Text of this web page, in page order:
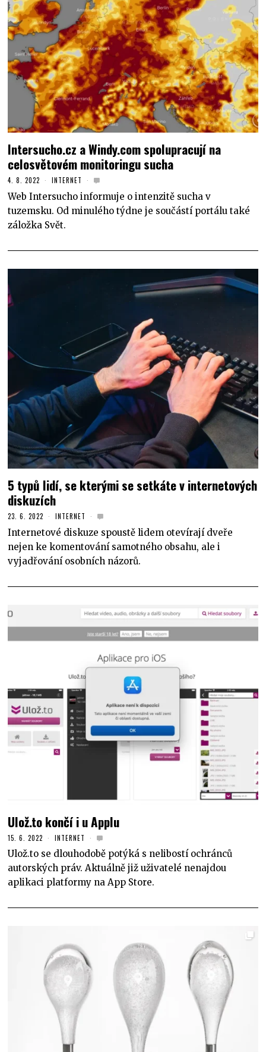
Intersucho.cz a Windy.com spolupracují na
celosvětovém monitoringu sucha
4. 8. 2022 INTERNET
Web Intersucho informuje o intenzitě sucha v
tuzemsku. Od minulého týdne je součástí portálu také
záložka Svět.
5 typů lidí, se kterými se setkáte v internetových
diskuzích
23. 6. 2022 INTERNET
Internetové diskuze spoustě lidem otevírají dveře
nejen ke komentování samotného obsahu, ale i
vyjadřování osobních názorů.
Ulož.to končí i u Applu
15. 6. 2022 INTERNET
Ulož.to se dlouhodobě potýká s nelibostí ochránců
autorských práv. Aktuálně již uživatelé nenajdou
aplikaci platformy na App Store.